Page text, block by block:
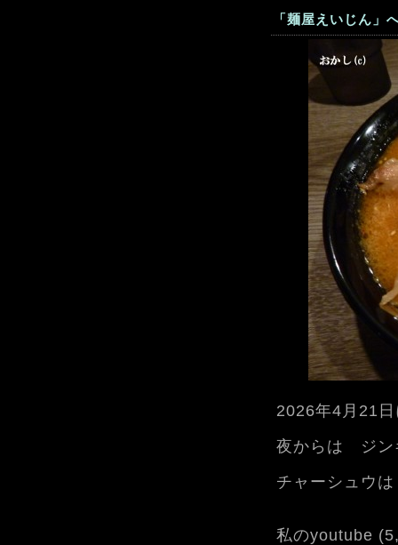
「麺屋えいじん
2026年4月21
夜からは ジン
チャーシュウ
私のyoutube